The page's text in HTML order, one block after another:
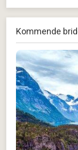
Kommende